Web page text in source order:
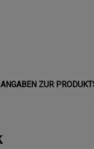
ANGABEN ZUR